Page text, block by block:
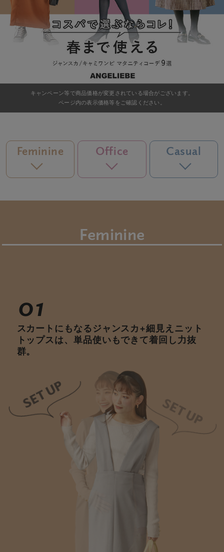
マタニティ 腹巻き
ブラトップ
親子セット
快適機能ウェア特集 トップス
快適機能ウェア特集 パジャマ
erbaviva（エルバビーバ）
ハレの日に着るANGELIEBEのセレモニー
買って正解！高評価レビューアイテム
ファルスカ
デロンギ
入院準備の持ち物チェック
ベビー
あったかアイテム｜
もらって嬉しいギフト
かわいくておもしろ
お部屋映えアイテム
裏起毛素材
キャンペーン等で商品価格が変更されている場合がございます。
ページ内の表示価格等をご確認ください。
Feminine Office Casual
Feminine
01
スカートにもなるジャンスカ+細見えニット
トップスは、単品使いもできて着回し力抜
群。